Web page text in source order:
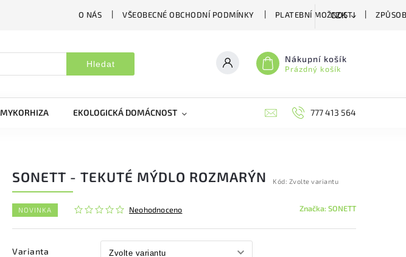
O NÁS VŠEOBECNÉ OBCHODNÍ PODMÍNKY PLATEBNÍ MOŽNOSTI
CZK
Hledat Nákupní košík
Prázdný košík
MYKORHIZA EKOLOGICKÁ DOMÁCNOST BIOAGENS777 413 564
SONETT - TEKUTÉ MÝDLO ROZMARÝN Kód: Zvolte variantu
NOVINKA Neohodnoceno Značka:SONETT
Varianta